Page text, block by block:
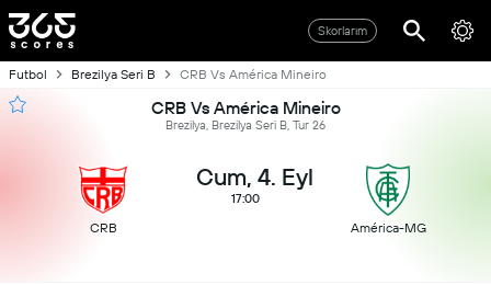
Skorlarım
Futbol Brezilya Seri B CRB Vs América Mineiro
CRB Vs América Mineiro
Brezilya, Brezilya Seri B, Tur 26
CRB
Cum, 4. Eyl
17:00
América-MG